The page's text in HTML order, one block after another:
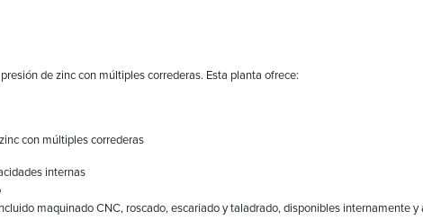
de zinc con múltiples correderas. Esta planta ofrece:
con múltiples correderas
internas
maquinado CNC, roscado, escariado y taladrado, disponibles internamente y